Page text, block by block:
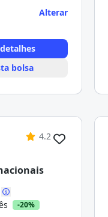
Alterar
bolsa
4.2
-20%